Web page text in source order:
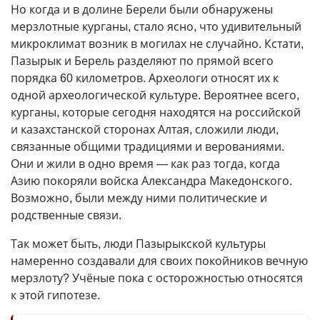
Но когда и в долине Берели были обнаружены
мерзлотные курганы, стало ясно, что удивительный
микроклимат возник в могилах не случайно. Кстати,
Пазырык и Берель разделяют по прямой всего
порядка 60 километров. Археологи относят их к
одной археологической культуре. Вероятнее всего,
курганы, которые сегодня находятся на российской
и казахстанской сторонах Алтая, сложили люди,
связанные общими традициями и верованиями.
Они и жили в одно время — как раз тогда, когда
Азию покоряли войска Александра Македонского.
Возможно, были между ними политические и
родственные связи.
Так может быть, люди Пазырыкской культуры
намеренно создавали для своих покойников вечную
мерзлоту? Учёные пока с осторожностью относятся
к этой гипотезе.